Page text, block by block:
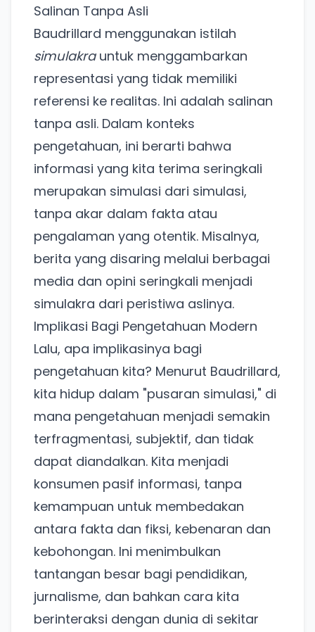
Salinan Tanpa Asli
Baudrillard menggunakan istilah
simulakrauntuk menggambarkan
representasi yang tidak memiliki
referensi ke realitas. Ini adalah salinan
tanpa asli. Dalam konteks
pengetahuan, ini berarti bahwa
informasi yang kita terima seringkali
merupakan simulasi dari simulasi,
tanpa akar dalam fakta atau
pengalaman yang otentik. Misalnya,
berita yang disaring melalui berbagai
media dan opini seringkali menjadi
simulakra dari peristiwa aslinya.
Implikasi Bagi Pengetahuan Modern
Lalu, apa implikasinya bagi
pengetahuan kita? Menurut Baudrillard,
kita hidup dalam "pusaran simulasi," di
mana pengetahuan menjadi semakin
terfragmentasi, subjektif, dan tidak
dapat diandalkan. Kita menjadi
konsumen pasif informasi, tanpa
kemampuan untuk membedakan
antara fakta dan fiksi, kebenaran dan
kebohongan. Ini menimbulkan
tantangan besar bagi pendidikan,
jurnalisme, dan bahkan cara kita
berinteraksi dengan dunia di sekitar